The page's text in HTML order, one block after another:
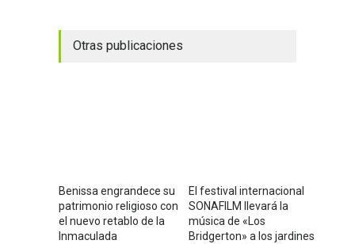
Otras publicaciones
Benissa engrandece su
patrimonio religioso con
el nuevo retablo de la
Inmaculada
El festival internacional
SONAFILM llevará la
música de «Los
Bridgerton» a los jardines